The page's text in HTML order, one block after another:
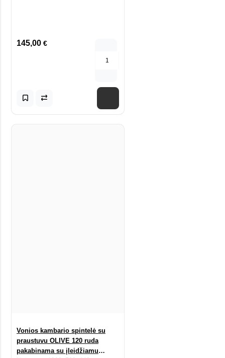
145,00 €
Vonios kambario spintelė su
praustuvu OLIVE 120 ruda
pakabinama su įleidžiamu